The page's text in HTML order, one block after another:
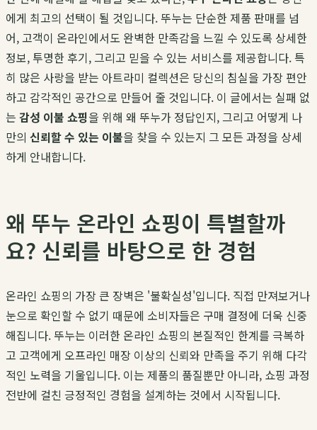
에게 최고의 선택이 될 것입니다. 뚜누는 단순한 제품 판매를 넘
어, 고객이 온라인에서도 완벽한 만족감을 느낄 수 있도록 상세한
정보, 투명한 후기, 그리고 믿을 수 있는 서비스를 제공합니다. 특
히 많은 사랑을 받는 아트라미 컬렉션은 당신의 침실을 가장 편안
하고 감각적인 공간으로 만들어 줄 것입니다. 이 글에서는 실패 없
는 감성 이불 쇼핑을 위해 왜 뚜누가 정답인지, 그리고 어떻게 나
만의 신뢰할 수 있는 이불을 찾을 수 있는지 그 모든 과정을 상세
하게 안내합니다.
왜 뚜누 온라인 쇼핑이 특별할까
요? 신뢰를 바탕으로 한 경험
온라인 쇼핑의 가장 큰 장벽은 '불확실성'입니다. 직접 만져보거나
눈으로 확인할 수 없기 때문에 소비자들은 구매 결정에 더욱 신중
해집니다. 뚜누는 이러한 온라인 쇼핑의 본질적인 한계를 극복하
고 고객에게 오프라인 매장 이상의 신뢰와 만족을 주기 위해 다각
적인 노력을 기울입니다. 이는 제품의 품질뿐만 아니라, 쇼핑 과정
전반에 걸친 긍정적인 경험을 설계하는 것에서 시작됩니다.